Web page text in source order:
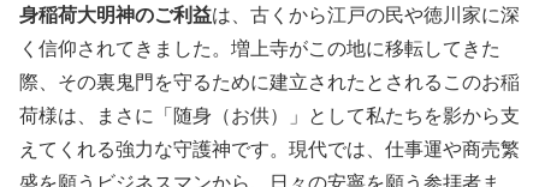
身稲荷大明神のご利益は、古くから江戸の民や徳川家に深
く信仰されてきました。増上寺がこの地に移転してきた
際、その裏鬼門を守るために建立されたとされるこのお稲
荷様は、まさに「随身（お供）」として私たちを影から支
えてくれる強力な守護神です。現代では、仕事運や商売繁
盛を願うビジネスマンから、日々の安寧を願う参拝者ま